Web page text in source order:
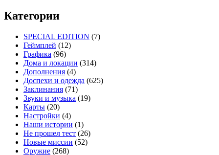
Категории
SPECIAL EDITION (7)
Геймплей (12)
Графика (96)
Дома и локации (314)
Дополнения (4)
Доспехи и одежда (625)
Заклинания (71)
Звуки и музыка (19)
Карты (20)
Настройки (4)
Наши истории (1)
Не прошел тест (26)
Новые миссии (52)
Оружие (268)